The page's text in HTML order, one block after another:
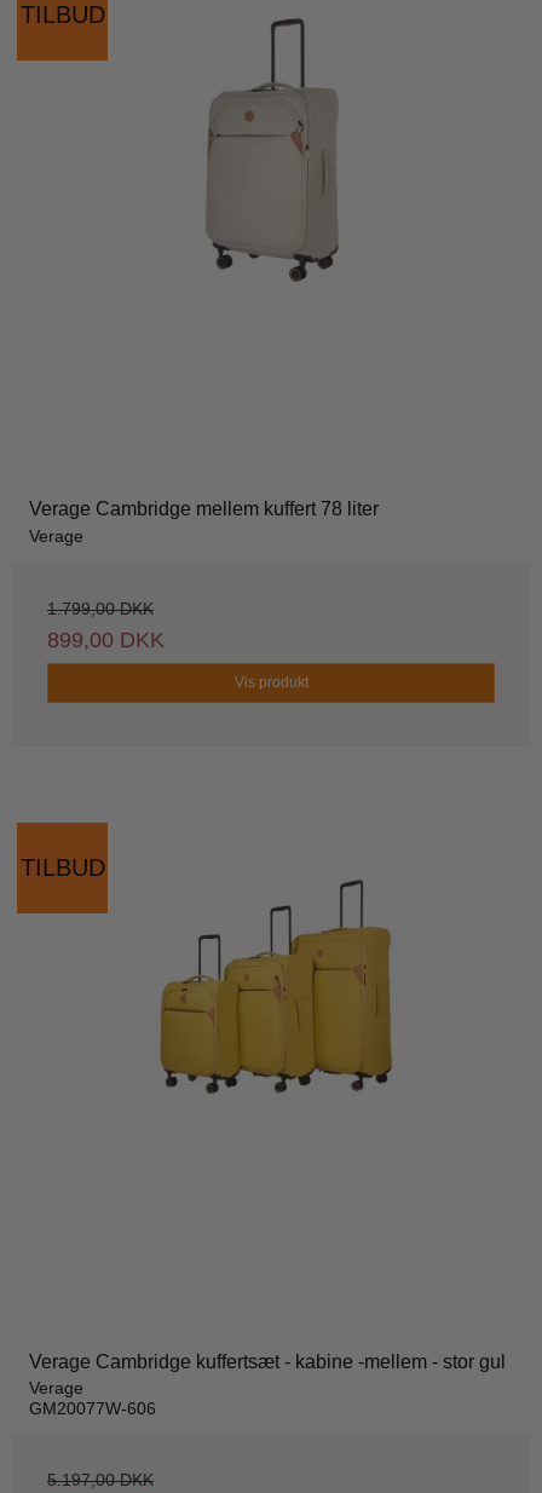
TILBUD
Verage Cambridge mellem kuffert 78 liter
Verage
1.799,00 DKK
899,00 DKK
Vis produkt
TILBUD
Verage Cambridge kuffertsæt - kabine -mellem - stor gul
Verage
GM20077W-606
5.197,00 DKK